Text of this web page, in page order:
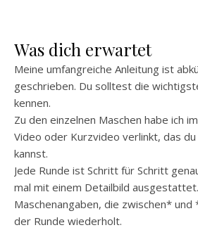
Was dich erwartet
Meine umfangreiche Anleitung ist
geschrieben. Du solltest die
kennen.
Zu den einzelnen Maschen habe ich
Video oder Kurzvideo verlinkt, das
kannst.
Jede Runde ist Schritt für Schritt
mal mit einem Detailbild ausgestattet.
Maschenangaben, die zwischen*
der Runde wiederholt.